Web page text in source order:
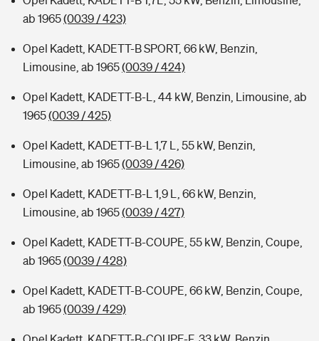
ab 1965(0039 / 423)
Opel Kadett, KADETT-B SPORT, 66 kW, Benzin,
Limousine, ab 1965(0039 / 424)
Opel Kadett, KADETT-B-L, 44 kW, Benzin, Limousine, ab
1965(0039 / 425)
Opel Kadett, KADETT-B-L 1,7 L, 55 kW, Benzin,
Limousine, ab 1965(0039 / 426)
Opel Kadett, KADETT-B-L 1,9 L, 66 kW, Benzin,
Limousine, ab 1965(0039 / 427)
Opel Kadett, KADETT-B-COUPE, 55 kW, Benzin, Coupe,
ab 1965(0039 / 428)
Opel Kadett, KADETT-B-COUPE, 66 kW, Benzin, Coupe,
ab 1965(0039 / 429)